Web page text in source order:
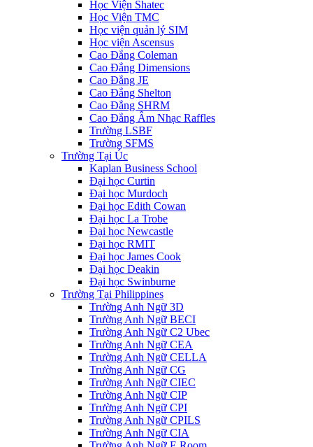
Học Viện Shatec
Học Viện TMC
Học viện quản lý SIM
Học viện Ascensus
Cao Đẳng Coleman
Cao Đẳng Dimensions
Cao Đẳng JE
Cao Đẳng Shelton
Cao Đẳng SHRM
Cao Đẳng Âm Nhạc Raffles
Trường LSBF
Trường SFMS
Trường Tại Úc
Kaplan Business School
Đại học Curtin
Đại học Murdoch
Đại học Edith Cowan
Đại học La Trobe
Đại học Newcastle
Đại học RMIT
Đại học James Cook
Đại học Deakin
Đại học Swinburne
Trường Tại Philippines
Trường Anh Ngữ 3D
Trường Anh Ngữ BECI
Trường Anh Ngữ C2 Ubec
Trường Anh Ngữ CEA
Trường Anh Ngữ CELLA
Trường Anh Ngữ CG
Trường Anh Ngữ CIEC
Trường Anh Ngữ CIP
Trường Anh Ngữ CPI
Trường Anh Ngữ CPILS
Trường Anh Ngữ CIA